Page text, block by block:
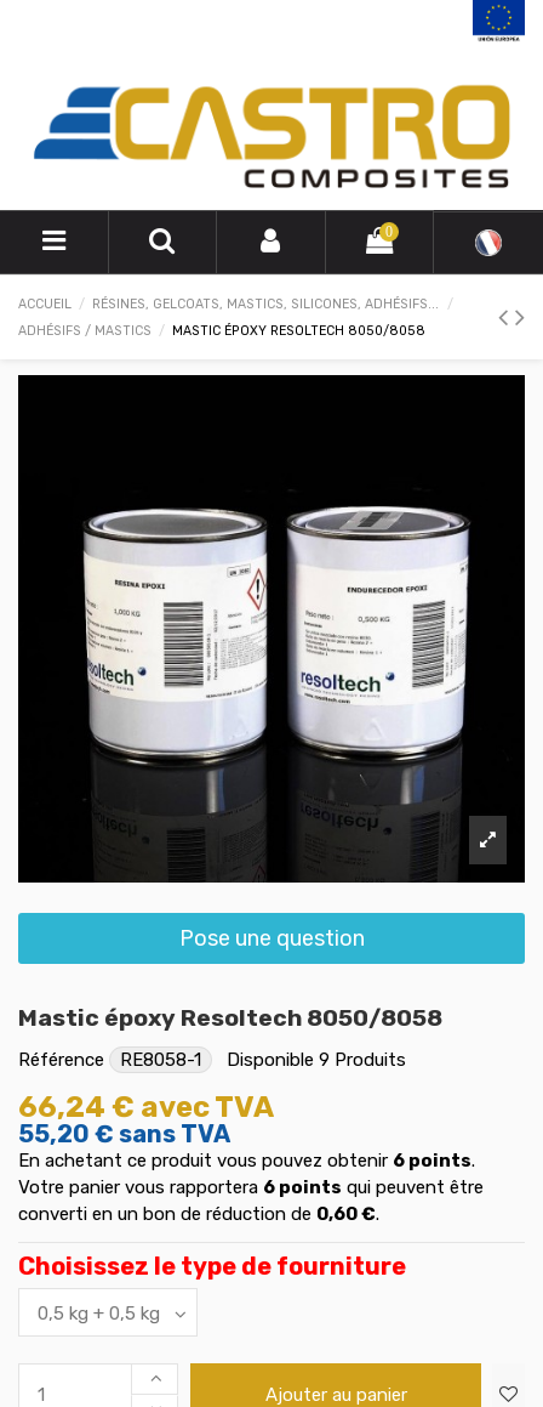
0
ACCUEIL
RÉSINES, GELCOATS, MASTICS, SILICONES, ADHÉSIFS...
ADHÉSIFS / MASTICS
MASTIC ÉPOXY RESOLTECH 8050/8058
Pose une question
Mastic époxy Resoltech 8050/8058
Référence RE8058-1 Disponible 9 Produits
66,24 € avec TVA
55,20 € sans TVA
En achetant ce produit vous pouvez obtenir 6 points.
Votre panier vous rapportera 6 points qui peuvent être
converti en un bon de réduction de 0,60 €.
Choisissez le type de fourniture
Ajouter au panier